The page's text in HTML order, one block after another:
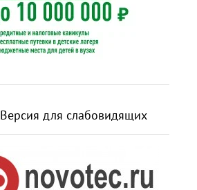
Версия для слабовидящих